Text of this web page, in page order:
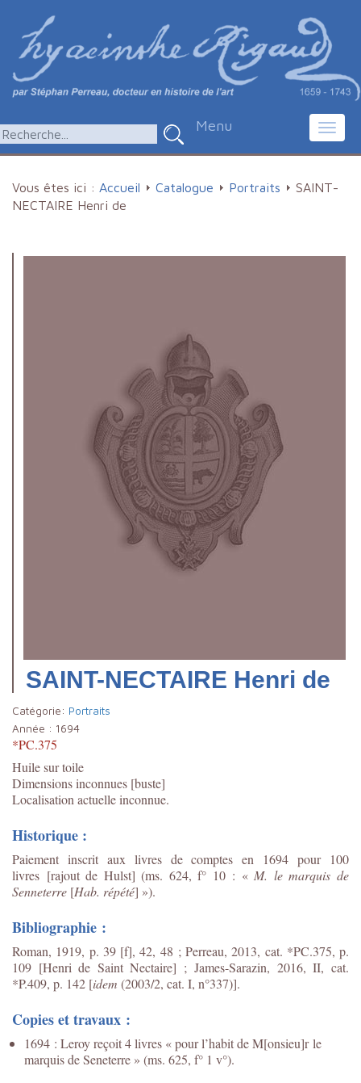
Menu
Vous êtes ici : Accueil Catalogue Portraits
SAINT-
NECTAIRE Henri de
SAINT-NECTAIRE Henri de
Catégorie: Portraits
Année : 1694
*PC.375
Huile sur toile
Dimensions inconnues [buste]
Localisation actuelle inconnue.
Historique :
Paiement inscrit aux livres de comptes en 1694 pour 100
livres [rajout de Hulst] (ms. 624, f° 10 : « M. le marquis de
Senneterre [Hab. répété] »).
Bibliographie :
Roman, 1919, p. 39 [f], 42, 48 ; Perreau, 2013, cat. *PC.375, p.
109 [Henri de Saint Nectaire] ;James-Sarazin, 2016, II, cat.
*P.409, p. 142 [idem (2003/2, cat. I, n°337)].
Copies et travaux :
1694 : Leroy reçoit 4 livres « pour l’habit de M[onsieu]r le
marquis de Seneterre » (ms. 625, f° 1 v°).